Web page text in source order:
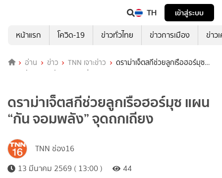
TH
เข้าสู่ระบบ
หน้าแรก
โควิด-19 ข่าวทั่วไทย ข่าวการเมือง ข่าว
อ่าน ข่าว TNN เจาะข่าว
ดราม่าเจ็ตสกีช่วยลูกเรือฮอร์มุซ
แผน “กัน จอมพลัง” จุดถกเถียง
ดราม่าเจ็ตสกีช่วยลูกเรือฮอร์มุซ แผน
“กัน จอมพลัง” จุดถกเถียง
TNN ช่อง16
13 มีนาคม 2569 ( 13:00 )
44